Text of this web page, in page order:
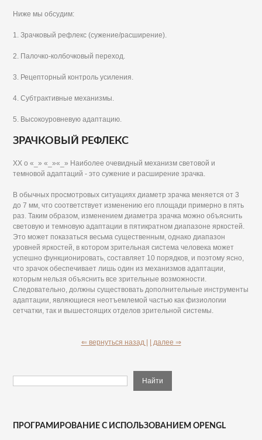
Ниже мы обсудим:
1. Зрачковый рефлекс (сужение/расширение).
2. Палочко-колбочковый переход.
3. Рецепторный контроль усиления.
4. Субтрактивные механизмы.
5. Высокоуровневую адаптацию.
ЗРАЧКОВЫЙ РЕФЛЕКС
XX о «_» «_»«_» Наиболее очевидный механизм световой и
темновой адаптаций - это сужение и расширение зрачка.
В обычных просмотровых ситуациях диаметр зрачка меняется от 3
до 7 мм, что соответствует изменению его площади примерно в пять
раз. Таким образом, изменением диаметра зрачка можно объяснить
световую и темновую адаптации в пятикратном диапазоне яркостей.
Это может показаться весьма существенным, однако диапазон
уровней яркостей, в котором зрительная система человека может
успешно функционировать, составляет 10 порядков, и поэтому ясно,
что зрачок обеспечивает лишь один из механизмов адаптации,
которым нельзя объяснить все зрительные возможности.
Следовательно, должны существовать дополнительные инструменты
адаптации, являющиеся неотъемлемой частью как физиологии
сетчатки, так и вышестоящих отделов зрительной системы.
⇐ вернуться назад | | далее ⇒
ПРОГРАМИРОВАНИЕ С ИСПОЛЬЗОВАНИЕМ OPENGL